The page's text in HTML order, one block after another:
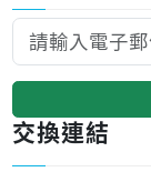
交換連結